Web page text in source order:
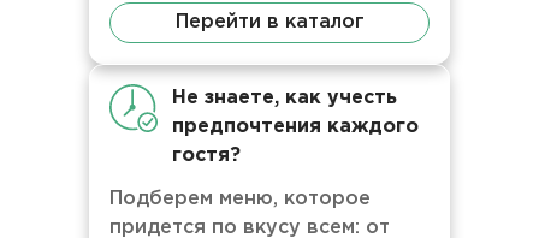
Перейти в каталог
Не знаете, как учесть
предпочтения каждого
гостя?
Подберем меню, которое
придется по вкусу всем: от